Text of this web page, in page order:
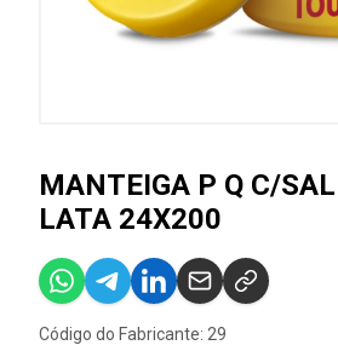
MANTEIGA P Q C/
LATA 24X200
Código do Fabricante: 29